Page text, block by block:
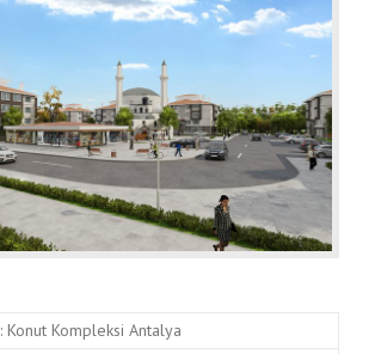
: Konut Kompleksi Antalya